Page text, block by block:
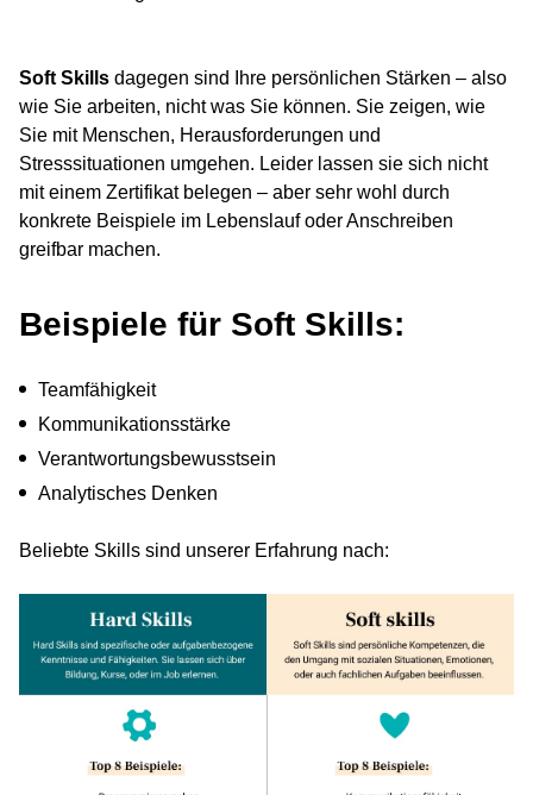
Soft Skills dagegen sind Ihre persönlichen Stärken – also
wie Sie arbeiten, nicht was Sie können. Sie zeigen, wie
Sie mit Menschen, Herausforderungen und
Stresssituationen umgehen. Leider lassen sie sich nicht
mit einem Zertifikat belegen – aber sehr wohl durch
konkrete Beispiele im Lebenslauf oder Anschreiben
greifbar machen.
Beispiele für Soft Skills:
Teamfähigkeit
Kommunikationsstärke
Verantwortungsbewusstsein
Analytisches Denken
Beliebte Skills sind unserer Erfahrung nach: